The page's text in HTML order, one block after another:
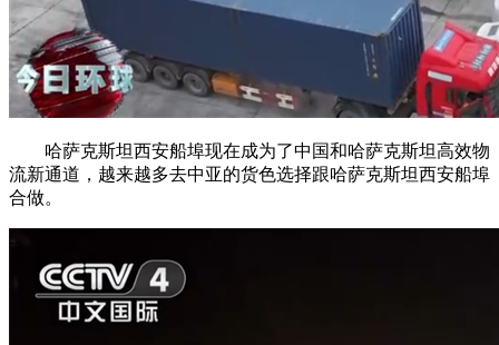
哈萨克斯坦西安船埠现在成为了中国和哈萨克斯坦高效物
流新通道，越来越多去中亚的货色选择跟哈萨克斯坦西安船埠
合做。